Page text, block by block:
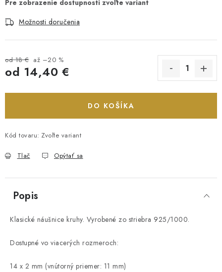
Možnosti doručenia
od 18 € až –20 %
od 14,40 €
DO KOŠÍKA
Kód tovaru: Zvoľte variant
Tlač Opýtať sa
Popis
Klasické náušnice kruhy. Vyrobené zo striebra 925/1000.
Dostupné vo viacerých rozmeroch:
14 x 2 mm (vnútorný priemer: 11 mm)